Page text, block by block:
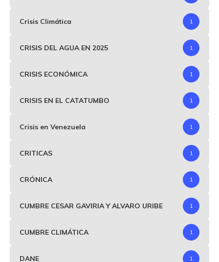
Crisis Climática 1
CRISIS DEL AGUA EN 2025 1
CRISIS ECONÓMICA 1
CRISIS EN EL CATATUMBO 1
Crisis en Venezuela 1
CRITICAS 1
CRÓNICA 1
CUMBRE CESAR GAVIRIA Y ALVARO URIBE 1
CUMBRE CLIMÁTICA 1
DANE 1